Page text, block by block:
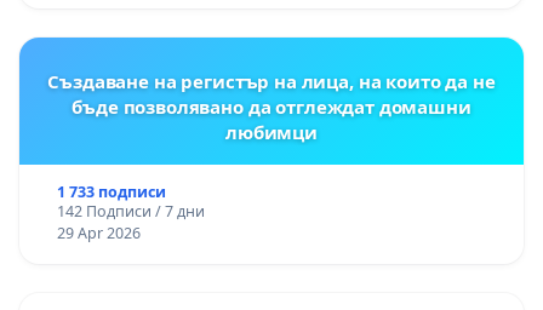
Създаване на регистър на лица, на които да не
бъде позволявано да отглеждат домашни
любимци
1 733 подписи
142 Подписи / 7 дни
29 Apr 2026